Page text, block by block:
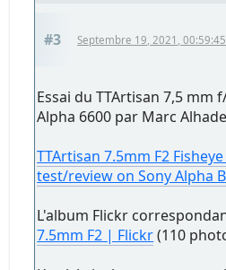
#3 Septembre 19, 2021, 00:59:45
Essai du TTArtisan 7,5 mm
Alpha 6600 par Marc
TTArtisan 7.5mm F2
test/review on Sony Alpha
L'album Flickr
7.5mm F2 | Flickr(110